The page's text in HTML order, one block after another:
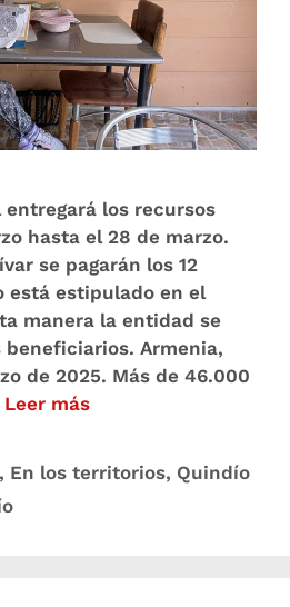
los recursos
hasta el 28 de marzo.
se pagarán los 12
está estipulado en el
manera la entidad se
beneficiarios. Armenia,
de 2025. Más de 46.000
Leer más
, En los territorios, Quindío